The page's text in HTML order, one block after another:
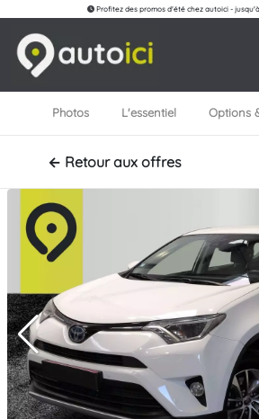
Profitez des promos d'été chez autoici - jusqu'à
Photos L'essentiel Options
← Retour aux offres